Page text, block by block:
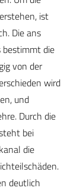
ist
Die ans
bestimmt die
von der
wird
und
Durch die
bei
die
deutlich